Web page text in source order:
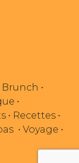
Brunch •
•
• Recettes •
• Voyage •